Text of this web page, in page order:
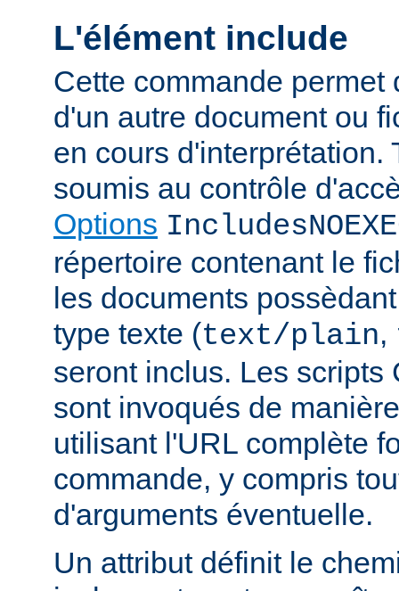
L'élément include
Cette commande permet
d'un autre document ou
en cours d'interprétation.
soumis au contrôle
Options
répertoire contenant le
les documents
type texte (text/plain,
seront inclus. Les scripts
sont invoqués de
utilisant l'URL complète
commande, y compris
d'arguments éventuelle.
Un attribut définit le